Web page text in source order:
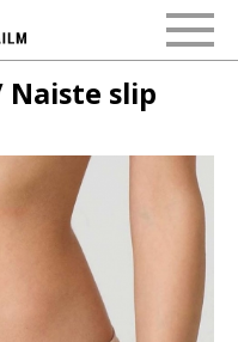
Naiste slip